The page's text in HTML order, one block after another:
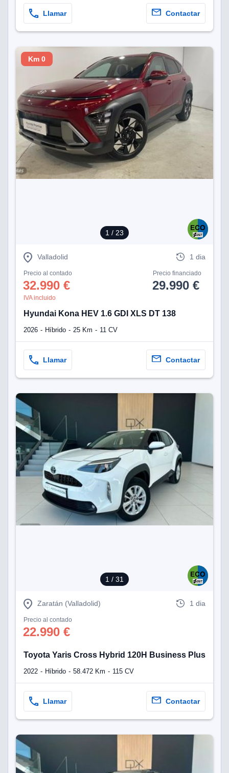
Llamar Contactar
1 / 23
Km 0
Valladolid 1 dia
Precio al contado
32.990 €
IVA incluido
Precio financiado
29.990 €
Hyundai Kona HEV 1.6 GDI XLS DT 138
2026 Híbrido 25 Km 11 CV
Llamar Contactar
1 / 31
Zaratán (Valladolid) 1 dia
Precio al contado
22.990 €
Toyota Yaris Cross Hybrid 120H Business Plus
2022 Híbrido 58.472 Km 115 CV
Llamar Contactar